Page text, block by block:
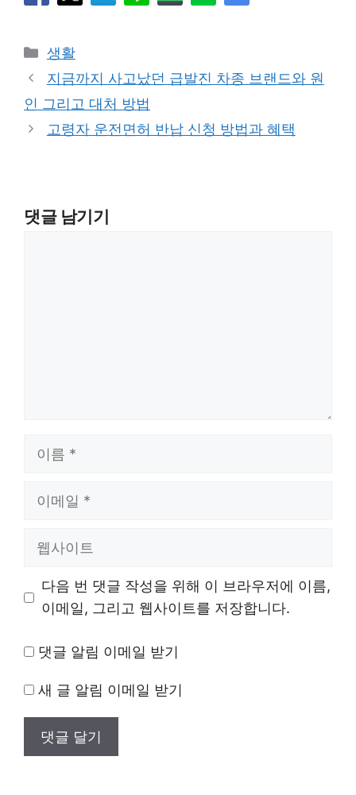
카
테
리
생활
지금까지 사고났던 급발진 차종 브랜드와 원
인 그리고 대처 방법
고령자 운전면허 반납 신청 방법과 혜택
댓글 남기기
트
다음 번 댓글 작성을 위해 이 브라우저에 이름,
이메일, 그리고 웹사이트를 저장합니다.
댓글 알림 이메일 받기
새 글 알림 이메일 받기